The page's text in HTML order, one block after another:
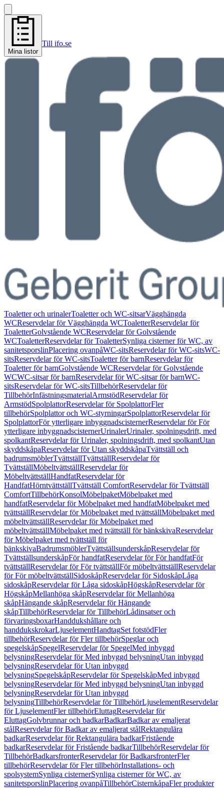
Mina listor
Till ifo.se
Toaletter och urinalerToaletter och WC-sitsarVägghängda
WCReservdelar för Vägghängda WCToaletterReservdelar för
ToaletterGolvstående WCReservdelar för Golvstående
WCToaletterReservdelar för ToaletterSynliga cisterner för WC, av
sanitetsporslinPlacering ovanpåWC-sitsReservdelar för WC-sitsWC-
sitsReservdelar för WC-sitsToaletter för barnReservdelar för
Toaletter för barnGolvstående WCReservdelar för Golvstående
WCWC-sitsar för barnReservdelar för WC-sitsar för barnWC-
sitsReservdelar för WC-sitsTillbehörReservdelar för
TillbehörInfästningsmaterialArmstödReservdelar för
ArmstödSpolplattorReservdelar för SpolplattorFler
tillbehörSpolplattor och WC-styrningarSpolplattorReservdelar för
SpolplattorFör ytterligare inbyggnadscisternerReservdelar för För
ytterligare inbyggnadscisternerUrinalerUrinaler, spolningsdrift, med
spolkantReservdelar för Urinaler, spolningsdrift, med spolkantUtan
skyddskåpaReservdelar för Utan skyddskåpaTvättställ och
badrumsmöblerTvättställTvättställReservdelar för
TvättställMöbeltvättställReservdelar för
MöbeltvättställHandfatReservdelar för
HandfatHörntvättställTvättställ ComfortReservdelar för Tvättställ
ComfortTillbehörKonsolMöbelpaketMöbelpaket med
handfatReservdelar för Möbelpaket med handfatMöbelpaket med
tvättställReservdelar för Möbelpaket med tvättställMöbelpaket med
möbeltvättställReservdelar för Möbelpaket med
möbeltvättställMöbelpaket med tvättställ för bänkskivaReservdelar
för Möbelpaket med tvättställ för
bänkskivaBadrumsmöblerTvättställsunderskåpReservdelar för
TvättställsunderskåpFör handfatReservdelar för För handfatFör
tvättställReservdelar för För tvättställFör möbeltvättställReservdelar
för För möbeltvättställSidoskåpReservdelar för SidoskåpLåga
sidoskåpReservdelar för Låga sidoskåpHögskåpReservdelar för
HögskåpMellanhöga skåpReservdelar för Mellanhöga
skåpHängande skåpReservdelar för Hängande
skåpTillbehörReservdelar för TillbehörLådinsatser och
förvaringsboxarHanddukshållare och
handdukskrokarLjuselementHandtagSet fotstödFler
tillbehörReservdelar för Fler tillbehörSpeglar och
spegelskåpSpegelReservdelar för SpegelMed inbyggd
belysningReservdelar för Med inbyggd belysningUtan inbyggd
belysningReservdelar för Utan inbyggd
belysningSpegelskåpReservdelar för SpegelskåpMed inbyggd
belysningReservdelar för Med inbyggd belysningUtan inbyggd
belysningReservdelar för Utan inbyggd
belysningTillbehörReservdelar för TillbehörLjuselementReservdelar
för LjuselementFler tillbehörEluttagReservdelar för
EluttagGolvbrunnar och badkarBadkarBadkar av emaljerat
stålReservdelar för Badkar av emaljerat stålRektangulära
badkarReservdelar för Rektangulära badkarFristående
badkarReservdelar för Fristående badkarTillbehörReservdelar för
TillbehörBadkarsfronterReservdelar för BadkarsfronterFler
tillbehörReservdelar för Fler tillbehörInstallations- och
spolsystemSynliga cisternerSynliga cisterner för WC, av
sanitetsporslinPlacering ovanpåTillbehörCisternkåpaFler produkter